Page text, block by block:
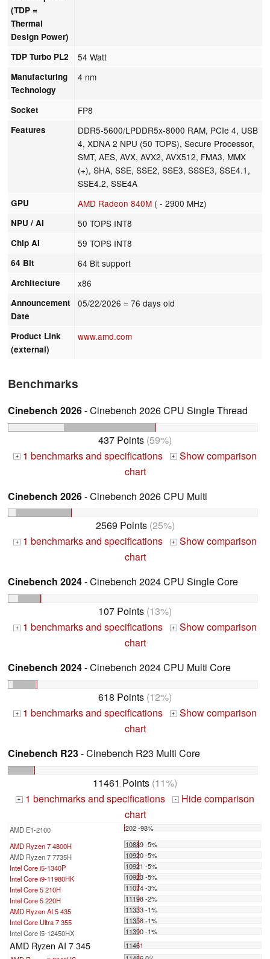
(TDP =
Thermal
Design Power)
TDP Turbo PL2 54 Watt
Manufacturing
Technology
4 nm
Socket FP8
Features
DDR5-5600/LPDDR5x-8000 RAM, PCIe 4, USB
4, XDNA 2 NPU (50 TOPS), Secure Processor,
SMT, AES, AVX, AVX2, AVX512, FMA3, MMX
(+), SHA, SSE, SSE2, SSE3, SSSE3, SSE4.1,
SSE4.2, SSE4A
GPU AMD Radeon 840M ( - 2900 MHz)
NPU / AI 50 TOPS INT8
Chip AI 59 TOPS INT8
64 Bit 64 Bit support
Architecture x86
Announcement
Date
05/22/2026 = 76 days old
Product Link
(external)
www.amd.com
Benchmarks
Cinebench 2026- Cinebench 2026 CPU Single Thread
437 Points (59%)
+ 1 benchmarks and specifications + Show comparison
chart
Cinebench 2026- Cinebench 2026 CPU Multi
2569 Points(25%)
+ 1 benchmarks and specifications + Show comparison
chart
Cinebench 2024- Cinebench 2024 CPU Single Core
107 Points (13%)
+ 1 benchmarks and specifications + Show comparison
chart
Cinebench 2024- Cinebench 2024 CPU Multi Core
618 Points (12%)
+ 1 benchmarks and specifications + Show comparison
chart
Cinebench R23- Cinebench R23 Multi Core
11461 Points (11%)
+ 1 benchmarks and specifications -
Hide comparison
chart
AMD E1-2100 202 -98%
AMD Ryzen 7 4800H
10889 -5%
AMD Ryzen 7 7735H
10920 -5%
Intel Core i5-1340P
10921 -5%
Intel Core i9-11980HK
10923 -5%
Intel Core 5 210H
11074 -3%
Intel Core 5 220H
11198 -2%
AMD Ryzen AI 5 435
11333 -1%
Intel Core Ultra 7 355
11358 -1%
Intel Core i5-12450HX
11390 -1%
AMD Ryzen AI 7 345
11461